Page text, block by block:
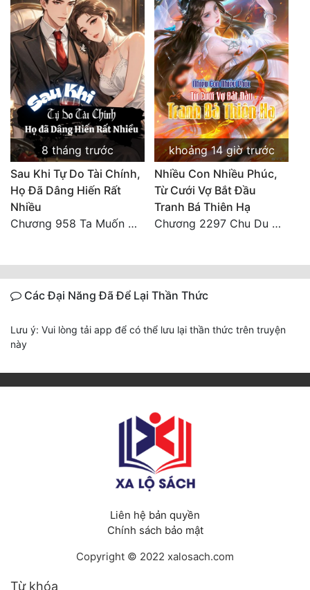
8 tháng trước
Sau Khi Tự Do Tài Chính,
Họ Đã Dâng Hiến Rất
Nhiều
Chương 958 Ta Muốn Cùng Các Cô Vĩnh Viễn Ở Bên Nhau (2) Hết
khoảng 14 giờ trước
Nhiều Con Nhiều Phúc,
Từ Cưới Vợ Bắt Đầu
Tranh Bá Thiên Hạ
Chương 2297 Chu Du Du mang thai
Các Đại Năng Đã Để Lại Thần Thức
Lưu ý: Vui lòng tải app để có thể lưu lại thần thức trên truyện
này
Liên hệ bản quyền
Chính sách bảo mật
Copyright © 2022 xalosach.com
Từ khóa